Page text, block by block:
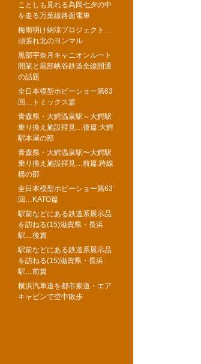
ことしも見れる高岡七夕の中
を走る万葉線路面電車
梅雨明け納涼プロジェクト…
頑張れ北のヨンマル
黒部宇奈月キャニオンルート
開業と黒部峡谷鉄道全線開通
の話題
全日本模型ホビーショー第63
回…トミックス篇
青森県・大鰐温泉駅～大鰐駅
乗り換え施設拝見…後篇:大鰐
駅本屋の部
青森県・大鰐温泉駅〜大鰐駅
乗り換え施設拝見…前篇:跨線
橋の部
全日本模型ホビーショー第63
回…KATO篇
駅前などにある鉄道系展示品
を訪ねる(15)滋賀県・長浜
駅…後篇
駅前などにある鉄道系展示品
を訪ねる(15)滋賀県・長浜
駅…前篇
横浜汽車道を都市索道・エア
キャビンで空中散歩